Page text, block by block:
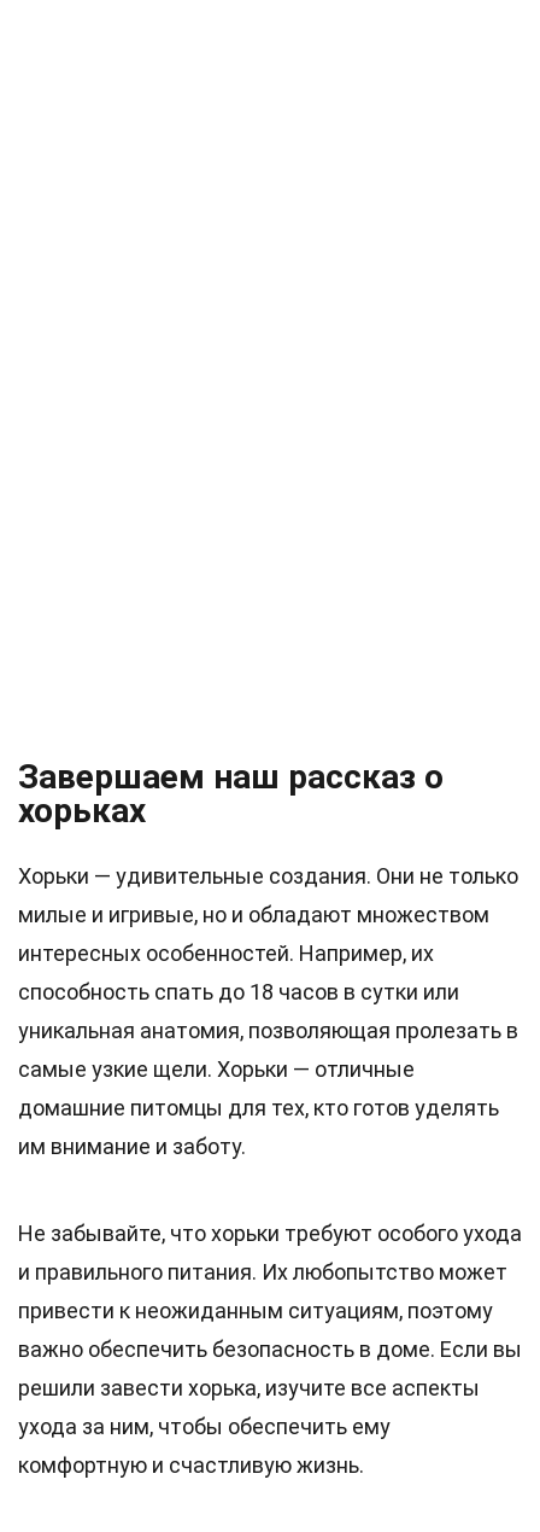
Завершаем наш рассказ о
хорьках
Хорьки — удивительные создания. Они не только
милые и игривые, но и обладают множеством
интересных особенностей. Например, их
способность спать до 18 часов в сутки или
уникальная анатомия, позволяющая пролезать в
самые узкие щели. Хорьки — отличные
домашние питомцы для тех, кто готов уделять
им внимание и заботу.
Не забывайте, что хорьки требуют особого ухода
и правильного питания. Их любопытство может
привести к неожиданным ситуациям, поэтому
важно обеспечить безопасность в доме. Если вы
решили завести хорька, изучите все аспекты
ухода за ним, чтобы обеспечить ему
комфортную и счастливую жизнь.